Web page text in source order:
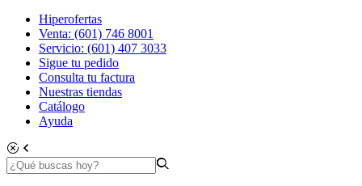
Hiperofertas
Venta: (601) 746 8001
Servicio: (601) 407 3033
Sigue tu pedido
Consulta tu factura
Nuestras tiendas
Catálogo
Ayuda